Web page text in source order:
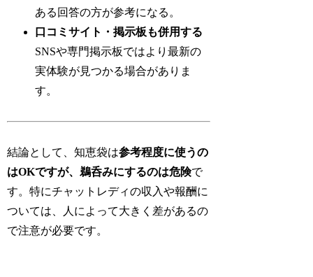
ある回答の方が参考になる。
口コミサイト・掲示板も併用する
SNSや専門掲示板ではより最新の
実体験が見つかる場合がありま
す。
結論として、知恵袋は参考程度に使うの
はOKですが、鵜呑みにするのは危険で
す。特にチャットレディの収入や報酬に
ついては、人によって大きく差があるの
で注意が必要です。